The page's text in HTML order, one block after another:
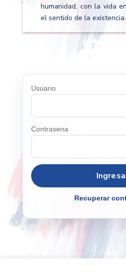
humanidad, con la vida
el sentido de la existencia.
Usuario
Contrasena
Recuperar